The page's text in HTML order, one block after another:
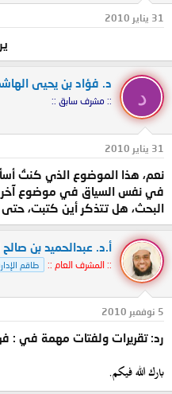
31 يناير 2010
د
د. فؤاد بن يحيى
:: مشرف سابق ::
31 يناير 2010
نعم، هذا الموضوع الذي كنتُ
في نفس السياق في موضوع آخر
البحث، هل تتذكر أين كتبت،
أ.د. عبدالحميد بن صالح
:: المشرف العام :: طاقم
5 نوفمبر 2010
رد: تقريرات ولفتات مهمة في :
بارك الله فيكم.